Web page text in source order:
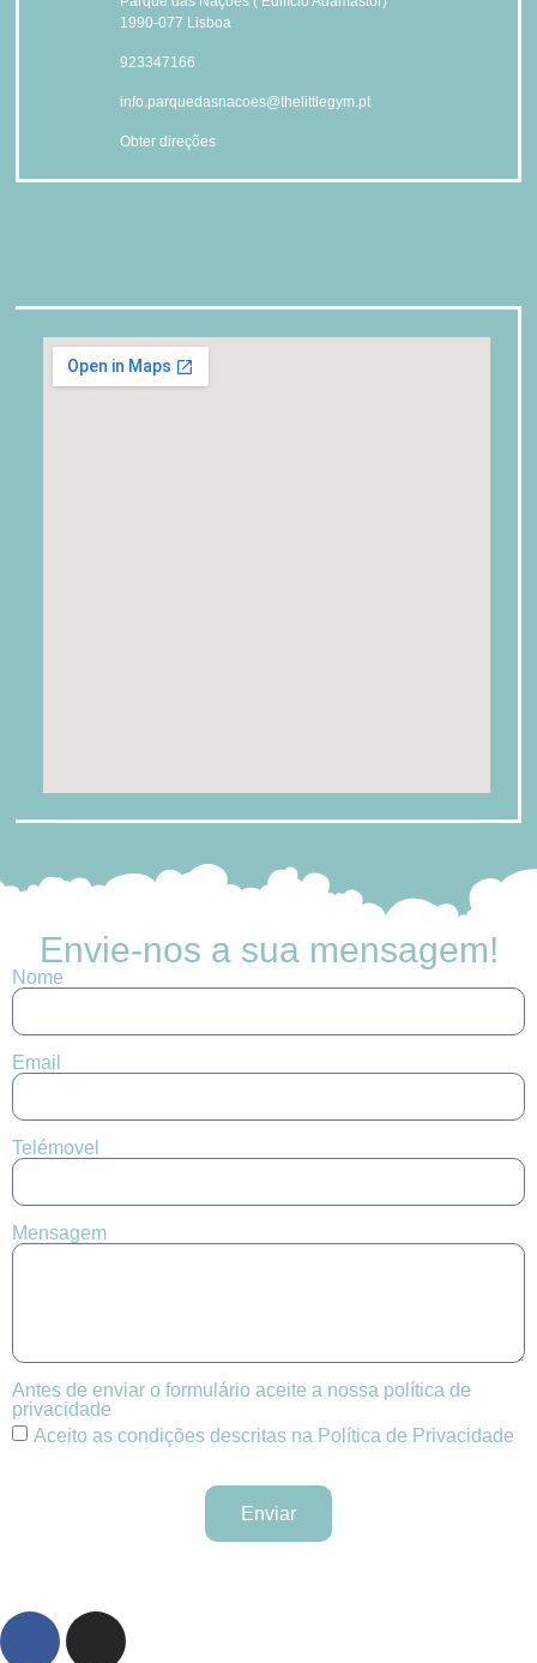
1990-077 Lisboa
923347166
info.parquedasnacoes@thelittlegym.pt
Obter direções
Envie-nos a sua mensagem!
Nome
Email
Telémovel
Mensagem
Antes de enviar o formulário aceite a nossa política de
privacidade
Aceito as condições descritas na Política de Privacidade
Enviar